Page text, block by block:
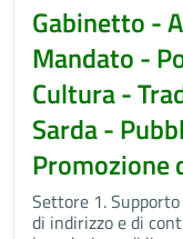
Gabinetto -
Mandato -
Cultura -
Sarda -
Promozione
Settore 1.
di indirizzo e di